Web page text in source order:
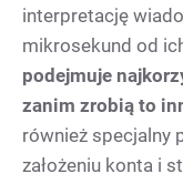
interpretację
mikrosekund od
podejmuje
zanim zrobią to
również specjalny
założeniu konta i